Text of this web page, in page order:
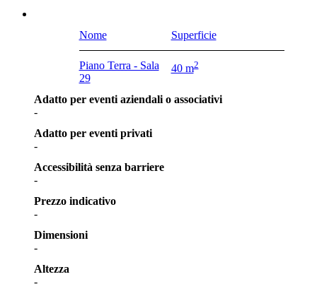
Nome Superficie
Piano Terra - Sala
29
40 m2
Adatto per eventi aziendali o associativi
-
Adatto per eventi privati
-
Accessibilità senza barriere
-
Prezzo indicativo
-
Dimensioni
-
Altezza
-